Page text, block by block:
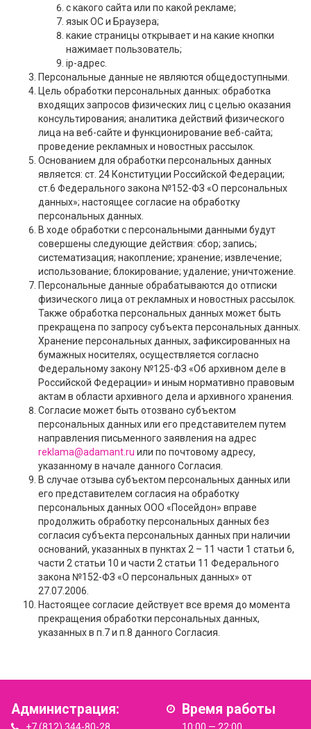
с какого сайта или по какой рекламе;
язык ОС и Браузера;
какие страницы открывает и на какие кнопки
нажимает пользователь;
ip-адрес.
Персональные данные не являются общедоступными.
Цель обработки персональных данных: обработка
входящих запросов физических лиц с целью оказания
консультирования; аналитика действий физического
лица на веб-сайте и функционирование веб-сайта;
проведение рекламных и новостных рассылок.
Основанием для обработки персональных данных
является: ст. 24 Конституции Российской Федерации;
ст.6 Федерального закона №152-ФЗ «О персональных
данных»; настоящее согласие на обработку
персональных данных.
В ходе обработки с персональными данными будут
совершены следующие действия: сбор; запись;
систематизация; накопление; хранение; извлечение;
использование; блокирование; удаление; уничтожение.
Персональные данные обрабатываются до отписки
физического лица от рекламных и новостных рассылок.
Также обработка персональных данных может быть
прекращена по запросу субъекта персональных данных.
Хранение персональных данных, зафиксированных на
бумажных носителях, осуществляется согласно
Федеральному закону №125-ФЗ «Об архивном деле в
Российской Федерации» и иным нормативно правовым
актам в области архивного дела и архивного хранения.
Согласие может быть отозвано субъектом
персональных данных или его представителем путем
направления письменного заявления на адрес
reklama@adamant.ru или по почтовому адресу,
указанному в начале данного Согласия.
В случае отзыва субъектом персональных данных или
его представителем согласия на обработку
персональных данных ООО «Посейдон» вправе
продолжить обработку персональных данных без
согласия субъекта персональных данных при наличии
оснований, указанных в пунктах 2 – 11 части 1 статьи 6,
части 2 статьи 10 и части 2 статьи 11 Федерального
закона №152-ФЗ «О персональных данных» от
27.07.2006.
Настоящее согласие действует все время до момента
прекращения обработки персональных данных,
указанных в п.7 и п.8 данного Согласия.
Администрация: Время работы